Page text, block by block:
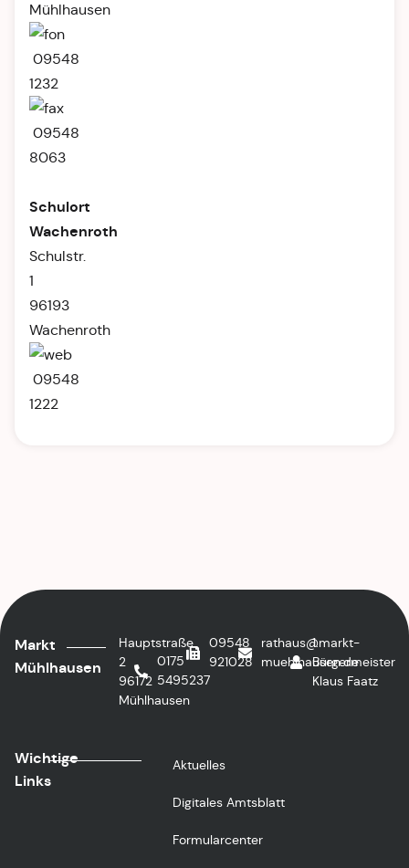
Mühlhausen
09548
1232
09548
8063
Schulort
Wachenroth
Schulstr.
1
96193
Wachenroth
09548
1222
Markt
Mühlhausen
Hauptstraße
2
96172
Mühlhausen
0175
5495237
09548
921028
rathaus@markt-
muehlhausen.de
1.
Bürgermeister
Klaus Faatz
Wichtige
Links
Aktuelles
Digitales Amtsblatt
Formularcenter